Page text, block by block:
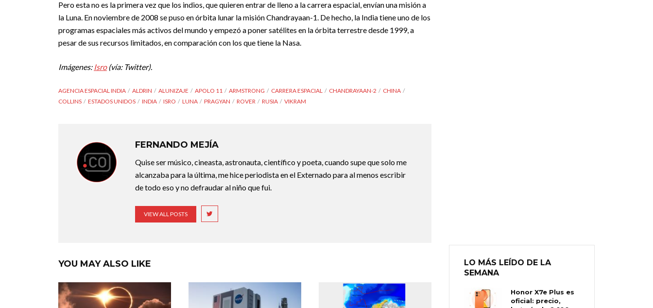
Pero esta no es la primera vez que los indios, que quieren entrar de lleno a la carrera espacial, envían una misión a
la Luna. En noviembre de 2008 se puso en órbita lunar la misión Chandrayaan-1. De hecho, la India tiene uno de los
programas espaciales más activos del mundo y empezó a poner satélites en la órbita terrestre desde 1999, a
pesar de sus recursos limitados, en comparación con los que tiene la Nasa.
Imágenes: Isro(vía: Twitter).
AGENCIA ESPACIAL INDIA ALDRIN ALUNIZAJE APOLO 11 ARMSTRONG CARRERA ESPACIAL CHANDRAYAAN-2
CHINA
COLLINS
ESTADOS UNIDOS INDIA ISRO LUNA PRAGYAN ROVER RUSIA VIKRAM
FERNANDO MEJÍA
Quise ser músico, cineasta, astronauta, científico y poeta, cuando supe que solo me
alcanzaba para la última, me hice periodista en el Externado para al menos escribir
de todo eso y no defraudar al niño que fui.
VIEW ALL POSTS
YOU MAY ALSO LIKE
LO MÁS LEÍDO DE LA
SEMANA
Honor X7e Plus es
oficial: precio,